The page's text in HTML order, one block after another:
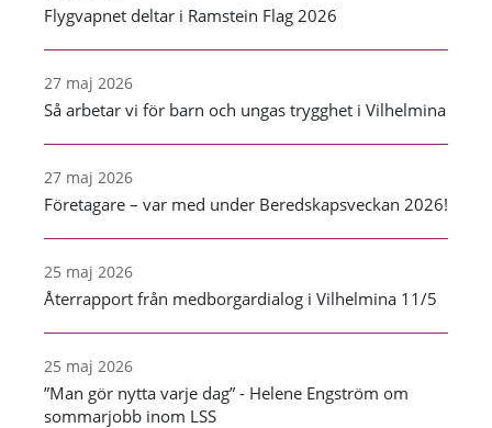
Flygvapnet deltar i Ramstein Flag 2026
27 maj 2026
Så arbetar vi för barn och ungas trygghet i Vilhelmina
27 maj 2026
Företagare – var med under Beredskapsveckan 2026!
25 maj 2026
Återrapport från medborgardialog i Vilhelmina 11/5
25 maj 2026
”Man gör nytta varje dag” - Helene Engström om
sommarjobb inom LSS